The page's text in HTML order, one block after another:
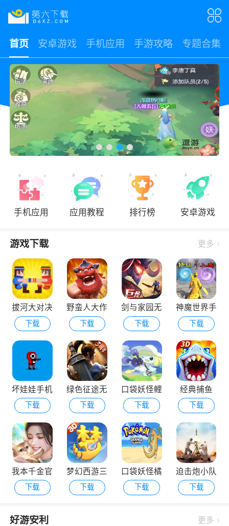
首页 安卓游戏 手机应用 手游攻略 专题合集
手机应用 应用教程 排行榜 安卓游戏
游戏下载 更多
拔河大对决
下载
野蛮人大作
战外国版
下载
剑与家园无
敌版
下载
神魔世界手
机版
下载
坏娃娃手机
版
下载
绿色征途无
限元宝版
下载
口袋妖怪鲤
鱼王的逆袭
内置菜单
下载
经典捕鱼
下载
我本千金官
方版
下载
梦幻西游三
维版
下载
口袋妖怪橘
子群岛手机
下载
迫击炮小队
最新版
下载
好游安利 更多